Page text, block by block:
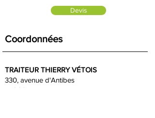
Devis
Coordonnées
TRAITEUR THIERRY VÉTOIS
330, avenue d'Antibes
45200 AMILLY